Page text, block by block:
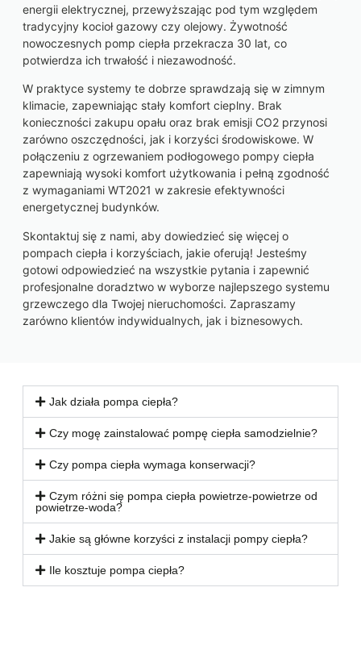
energii elektrycznej, przewyższając pod tym względem
tradycyjny kocioł gazowy czy olejowy. Żywotność
nowoczesnych pomp ciepła przekracza 30 lat, co
potwierdza ich trwałość i niezawodność.
W praktyce systemy te dobrze sprawdzają się w zimnym
klimacie, zapewniając stały komfort cieplny. Brak
konieczności zakupu opału oraz brak emisji CO2 przynosi
zarówno oszczędności, jak i korzyści środowiskowe. W
połączeniu z ogrzewaniem podłogowego pompy ciepła
zapewniają wysoki komfort użytkowania i pełną zgodność
z wymaganiami WT2021 w zakresie efektywności
energetycznej budynków.
Skontaktuj się z nami, aby dowiedzieć się więcej o
pompach ciepła i korzyściach, jakie oferują! Jesteśmy
gotowi odpowiedzieć na wszystkie pytania i zapewnić
profesjonalne doradztwo w wyborze najlepszego systemu
grzewczego dla Twojej nieruchomości. Zapraszamy
zarówno klientów indywidualnych, jak i biznesowych.
Jak działa pompa ciepła?
Czy mogę zainstalować pompę ciepła samodzielnie?
Czy pompa ciepła wymaga konserwacji?
Czym różni się pompa ciepła powietrze-powietrze od
powietrze-woda?
Jakie są główne korzyści z instalacji pompy ciepła?
Ile kosztuje pompa ciepła?